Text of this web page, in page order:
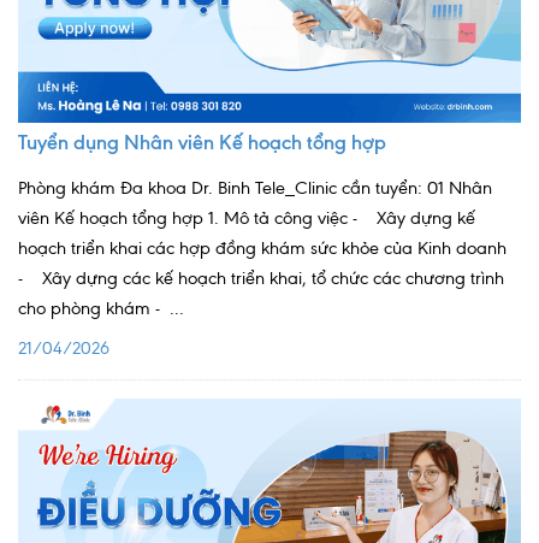
TRANG CHỦ
Hợp tác quốc tế
Quy trình khám bệnh tại Dr. Binh
Quy trình khám BHYT
Hồ sơ năng lực phòng khám
TIN TỨC
Thông tin y tế
Báo chí nói về chúng tôi
DỊCH VỤ
Các chuyên khoa tại Phòng khám
Tuyển dụng Nhân viên Kế hoạch tổng hợp
Phòng khám Đa khoa Dr. Binh Tele_Clinic cần tuyển: 01 Nhân
viên Kế hoạch tổng hợp 1. Mô tả công việc - Xây dựng kế
hoạch triển khai các hợp đồng khám sức khỏe của Kinh doanh
- Xây dựng các kế hoạch triển khai, tổ chức các chương trình
cho phòng khám - ...
21/04/2026